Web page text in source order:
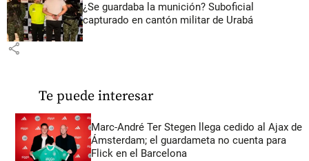
¿Se guardaba la munición? Suboficial
capturado en cantón militar de Urabá
share
Te puede interesar
Marc-André Ter Stegen llega cedido al Ajax de
Ámsterdam; el guardameta no cuenta para
Flick en el Barcelona